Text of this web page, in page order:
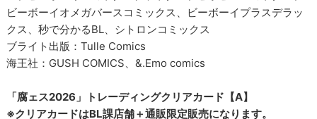
ビーボーイオメガバースコミックス、ビーボーイプラスデラッ
クス、秒で分かるBL、シトロンコミックス
ブライト出版：Tulle Comics
海王社：GUSH COMICS、&.Emo comics
「腐ェス2026」トレーディングクリアカード【A】
※クリアカードはBL課店舗＋通販限定販売になります。